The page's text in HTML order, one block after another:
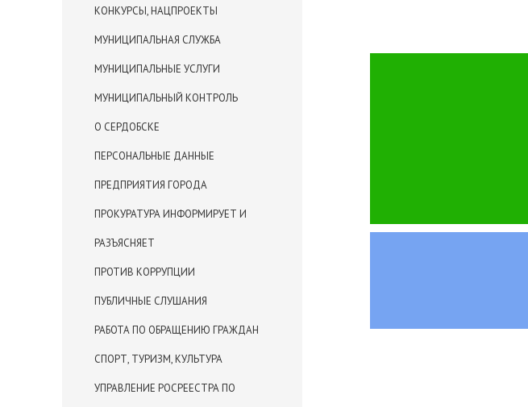
КОНКУРСЫ, НАЦПРОЕКТЫ
МУНИЦИПАЛЬНАЯ СЛУЖБА
МУНИЦИПАЛЬНЫЕ УСЛУГИ
МУНИЦИПАЛЬНЫЙ КОНТРОЛЬ
О СЕРДОБСКЕ
ПЕРСОНАЛЬНЫЕ ДАННЫЕ
ПРЕДПРИЯТИЯ ГОРОДА
ПРОКУРАТУРА ИНФОРМИРУЕТ И
РАЗЪЯСНЯЕТ
ПРОТИВ КОРРУПЦИИ
ПУБЛИЧНЫЕ СЛУШАНИЯ
РАБОТА ПО ОБРАЩЕНИЮ ГРАЖДАН
СПОРТ, ТУРИЗМ, КУЛЬТУРА
УПРАВЛЕНИЕ РОСРЕЕСТРА ПО